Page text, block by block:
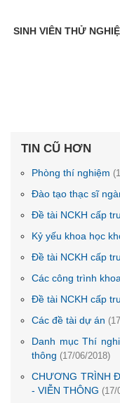
SINH VIÊN THỬ
TIN CŨ HƠN
Phòng thí nghiệm
Đào tạo thạc sĩ
Đề tài NCKH cấp
Kỷ yếu khoa học
Đề tài NCKH cấp
Các công trình
Đề tài NCKH cấp
Các đề tài dự án
Danh mục Thí
thông (17/06/2018)
CHƯƠNG TRÌNH
- VIỄN THÔNG (17/